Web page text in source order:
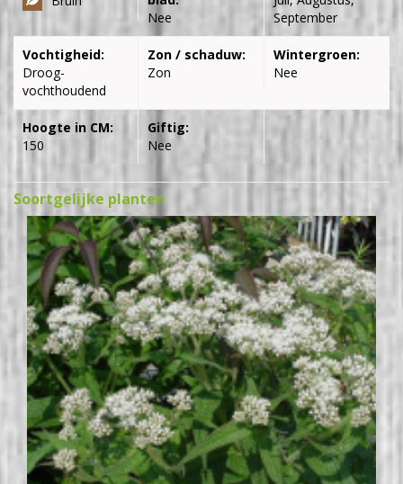
Nee
September
Vochtigheid:
Droog-
vochthoudend
Zon / schaduw:
Zon
Wintergroen:
Nee
Hoogte in CM:
150
Giftig:
Nee
Soortgelijke planten